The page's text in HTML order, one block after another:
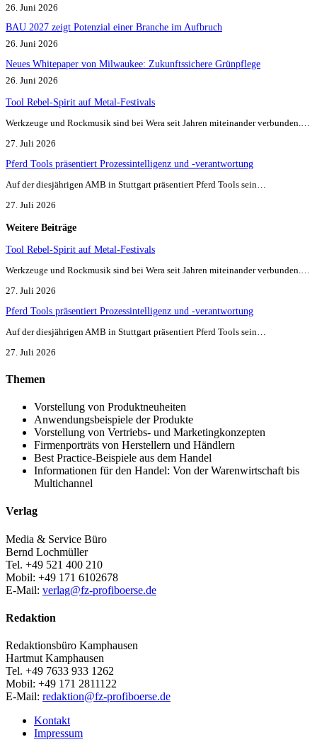
26. Juni 2026
BAU 2027 zeigt Potenzial einer Branche im Aufbruch​
26. Juni 2026
Neues Whitepaper von Milwaukee: Zukunftssichere Grünpflege
26. Juni 2026
Tool Rebel-Spirit auf Metal-Festivals
Werkzeuge und Rockmusik sind bei Wera seit Jahren miteinander verbunden.…
27. Juli 2026
Pferd Tools präsentiert Prozessintelligenz und -verantwortung
Auf der diesjährigen AMB in Stuttgart präsentiert Pferd Tools sein…
27. Juli 2026
Weitere Beiträge
Tool Rebel-Spirit auf Metal-Festivals
Werkzeuge und Rockmusik sind bei Wera seit Jahren miteinander verbunden.…
27. Juli 2026
Pferd Tools präsentiert Prozessintelligenz und -verantwortung
Auf der diesjährigen AMB in Stuttgart präsentiert Pferd Tools sein…
27. Juli 2026
Themen
Vorstellung von Produktneuheiten
Anwendungsbeispiele der Produkte
Vorstellung von Vertriebs- und Marketingkonzepten
Firmenporträts von Herstellern und Händlern
Best Practice-Beispiele aus dem Handel
Informationen für den Handel: Von der Warenwirtschaft bis
Multichannel
Verlag
Media & Service Büro
Bernd Lochmüller
Tel. +49 521 400 210
Mobil: +49 171 6102678
E-Mail: verlag@fz-profiboerse.de
Redaktion
Redaktionsbüro Kamphausen
Hartmut Kamphausen
Tel. +49 7633 933 1262
Mobil: +49 171 2811122
E-Mail: redaktion@fz-profiboerse.de
Kontakt
Impressum